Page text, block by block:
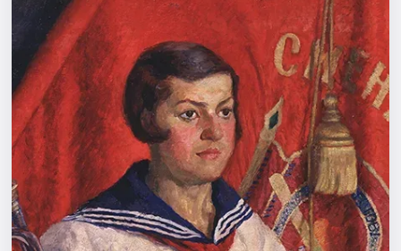
Выставки
Квесты
Экскурсии
Спорт
События
Города